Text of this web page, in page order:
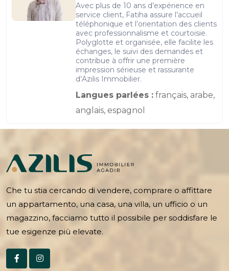
Avec plus de 10 ans d’expérience en
service client, Fatiha assure l’accueil
téléphonique et l’orientation des clients
avec professionnalisme et courtoisie.
Polyglotte et organisée, elle facilite les
échanges, le suivi des demandes et
contribue à offrir une première
impression sérieuse et rassurante
d’Azilis Immobilier.
Langues parlées : français, arabe,
anglais, espagnol
Che tu stia cercando di vendere, comprare o affittare
un appartamento, una casa, una villa, un ufficio o un
magazzino, facciamo tutto il possibile per soddisfare le
tue esigenze più elevate.